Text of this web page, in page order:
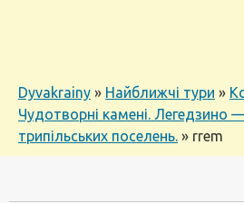
Dyvakrainy » Найближчі тури »
Чудотворні камені. Легедзино
трипільських поселень. » rrem